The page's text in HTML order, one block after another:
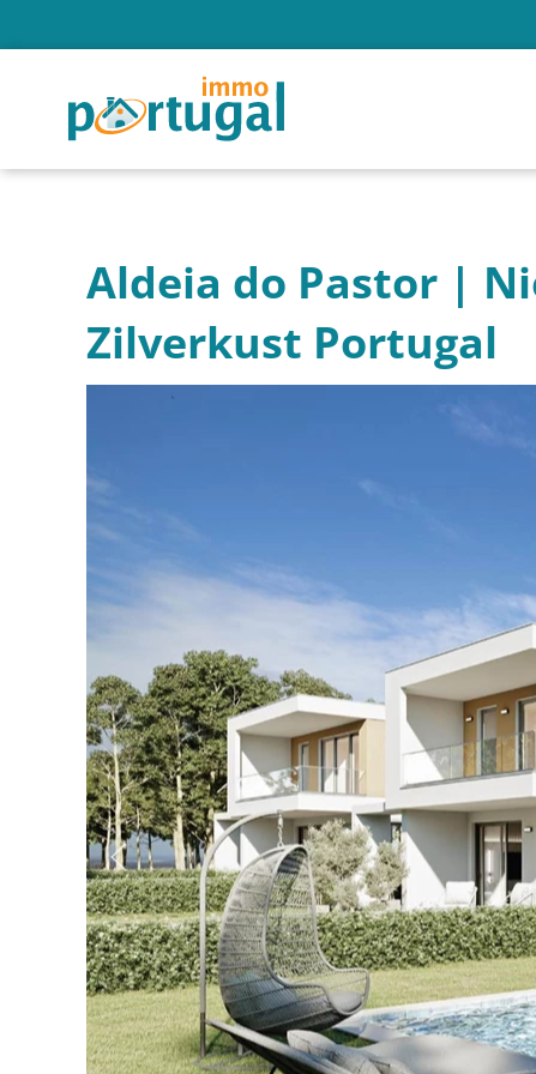
Aldeia do Pastor |
Zilverkust Portugal